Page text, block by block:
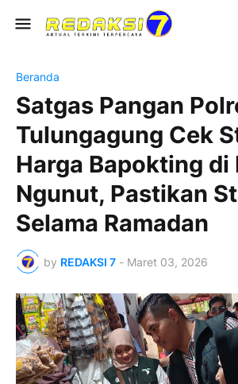
Beranda
Satgas Pangan
Tulungagung Cek
Harga Bapokting di
Ngunut, Pastikan
Selama Ramadan
by REDAKSI 7 - Maret 03, 2026